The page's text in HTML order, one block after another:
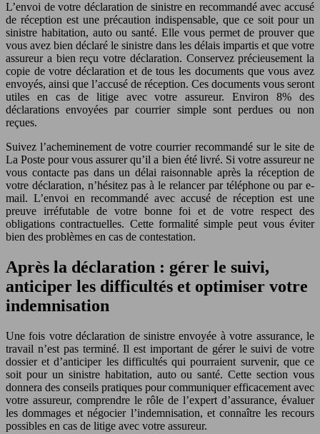
L’envoi de votre déclaration de sinistre en recommandé avec accusé
de réception est une précaution indispensable, que ce soit pour un
sinistre habitation, auto ou santé. Elle vous permet de prouver que
vous avez bien déclaré le sinistre dans les délais impartis et que votre
assureur a bien reçu votre déclaration. Conservez précieusement la
copie de votre déclaration et de tous les documents que vous avez
envoyés, ainsi que l’accusé de réception. Ces documents vous seront
utiles en cas de litige avec votre assureur. Environ 8% des
déclarations envoyées par courrier simple sont perdues ou non
reçues.
Suivez l’acheminement de votre courrier recommandé sur le site de
La Poste pour vous assurer qu’il a bien été livré. Si votre assureur ne
vous contacte pas dans un délai raisonnable après la réception de
votre déclaration, n’hésitez pas à le relancer par téléphone ou par e-
mail. L’envoi en recommandé avec accusé de réception est une
preuve irréfutable de votre bonne foi et de votre respect des
obligations contractuelles. Cette formalité simple peut vous éviter
bien des problèmes en cas de contestation.
Après la déclaration : gérer le suivi,
anticiper les difficultés et optimiser votre
indemnisation
Une fois votre déclaration de sinistre envoyée à votre assurance, le
travail n’est pas terminé. Il est important de gérer le suivi de votre
dossier et d’anticiper les difficultés qui pourraient survenir, que ce
soit pour un sinistre habitation, auto ou santé. Cette section vous
donnera des conseils pratiques pour communiquer efficacement avec
votre assureur, comprendre le rôle de l’expert d’assurance, évaluer
les dommages et négocier l’indemnisation, et connaître les recours
possibles en cas de litige avec votre assureur.